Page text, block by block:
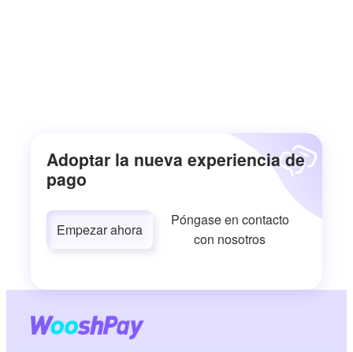
Adoptar la nueva experiencia de
pago
Empezar ahora
Póngase en contacto
con nosotros